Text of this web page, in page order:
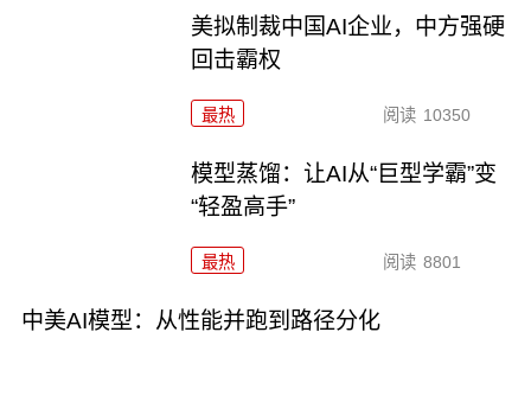
美拟制裁中国AI企业，中方强硬
回击霸权
最热 阅读 10350
模型蒸馏：让AI从“巨型学霸”变
“轻盈高手”
最热 阅读 8801
中美AI模型：从性能并跑到路径分化